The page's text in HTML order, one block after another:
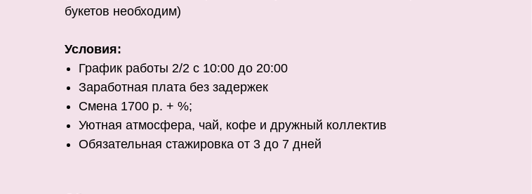
букетов необходим)
Условия:
График работы 2/2 с 10:00 до 20:00
Заработная плата без задержек
Смена 1700 р. + %;
Уютная атмосфера, чай, кофе и дружный коллектив
Обязательная стажировка от 3 до 7 дней